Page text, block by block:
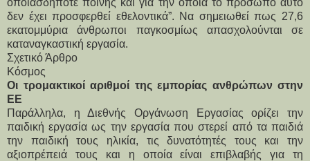
δεν έχει προσφερθεί εθελοντικά”. Να σημειωθεί πως 27,6
εκατομμύρια άνθρωποι παγκοσμίως απασχολούνται σε
καταναγκαστική εργασία.
Σχετικό Άρθρο
Κόσμος
Oι τρομακτικοί αριθμοί της εμπορίας ανθρώπων στην
ΕΕ
Παράλληλα, η Διεθνής Οργάνωση Εργασίας ορίζει την
παιδική εργασία ως την εργασία που στερεί από τα παιδιά
την παιδική τους ηλικία, τις δυνατότητές τους και την
αξιοπρέπειά τους και η οποία είναι επιβλαβής για τη